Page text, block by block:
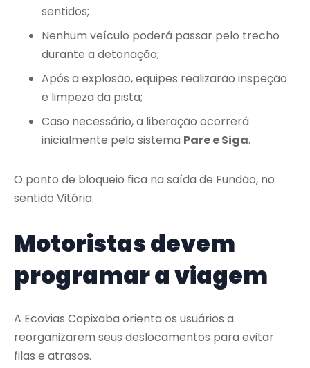
sentidos;
Nenhum veículo poderá passar pelo trecho
durante a detonação;
Após a explosão, equipes realizarão inspeção
e limpeza da pista;
Caso necessário, a liberação ocorrerá
inicialmente pelo sistema Pare e Siga.
O ponto de bloqueio fica na saída de Fundão, no
sentido Vitória.
Motoristas devem
programar a viagem
A Ecovias Capixaba orienta os usuários a
reorganizarem seus deslocamentos para evitar
filas e atrasos.